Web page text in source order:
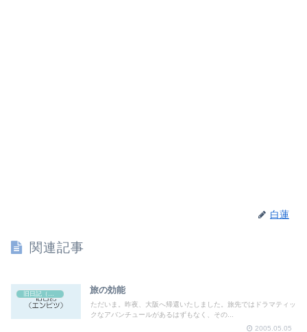
白蓮
関連記事
旅の効能
ただいま。昨夜、大阪へ帰還いたしました。旅先ではドラマティッ
クなアバンチュールがあるはずもなく、その...
2005.05.05